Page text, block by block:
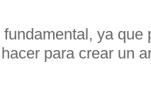
ya que
para crear un